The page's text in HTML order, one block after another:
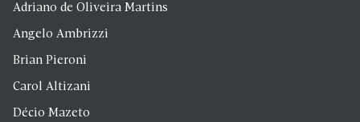
Adriano de Oliveira Martins
Angelo Ambrizzi
Brian Pieroni
Carol Altizani
Décio Mazeto